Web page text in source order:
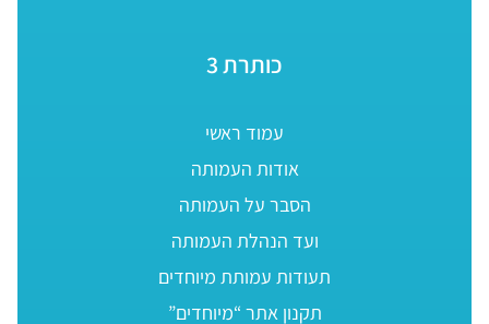
כותרת 3
עמוד ראשי
אודות העמותה
הסבר על העמותה
ועד הנהלת העמותה
תעודות עמותת מיוחדים
תקנון אתר “מיוחדים”